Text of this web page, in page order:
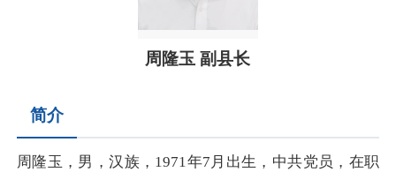
周隆玉 副县长
简介
周隆玉，男，汉族，1971年7月出生，中共党员，在职